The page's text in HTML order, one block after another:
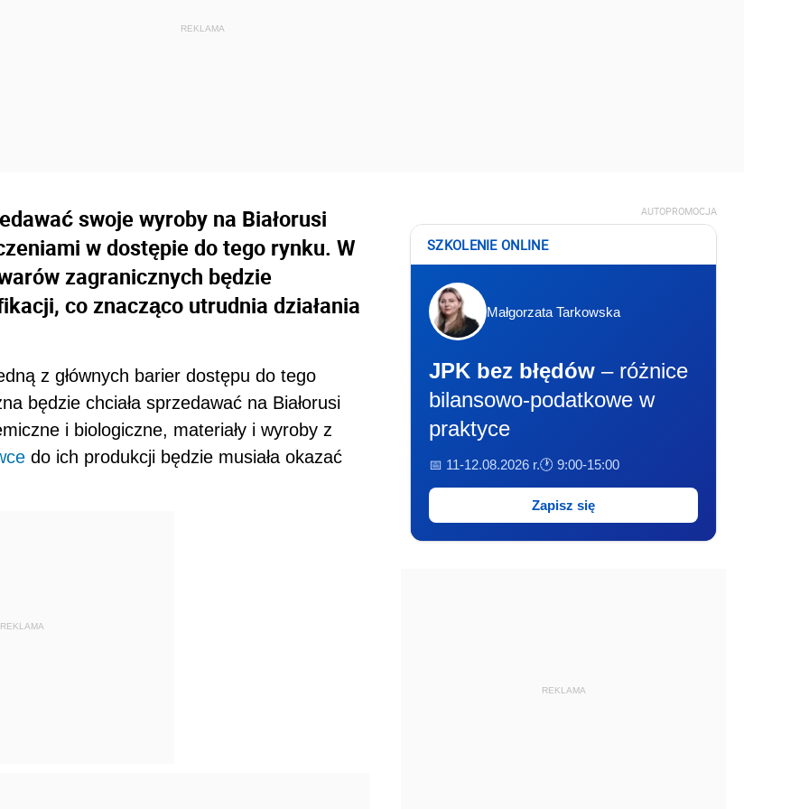
swoje wyroby na Białorusi
w dostępie do tego rynku. W
zagranicznych będzie
co znacząco utrudnia działania
z głównych barier dostępu do tego
będzie chciała sprzedawać na Białorusi
i biologiczne, materiały i wyroby z
do ich produkcji będzie musiała okazać
REKLAMA
AUTOPROMOCJA
SZKOLENIE ONLINE
Małgorzata Tarkowska
JPK bez błędów – różnice
bilansowo-podatkowe w
praktyce
📅 11-12.08.2026 r.🕐 9:00-15:00
Zapisz się
REKLAMA